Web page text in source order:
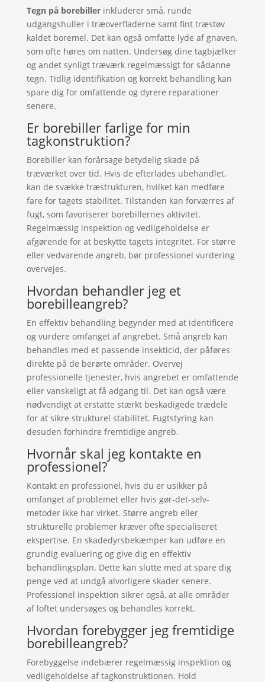
Tegn på borebillerinkluderer små, runde
udgangshuller i træoverfladerne samt fint træstøv
kaldet boremel. Det kan også omfatte lyde af gnaven,
som ofte høres om natten. Undersøg dine tagbjælker
og andet synligt træværk regelmæssigt for sådanne
tegn. Tidlig identifikation og korrekt behandling kan
spare dig for omfattende og dyrere reparationer
senere.
Er borebiller farlige for min
tagkonstruktion?
Borebiller kan forårsage betydelig skade på
træværket over tid. Hvis de efterlades ubehandlet,
kan de svække træstrukturen, hvilket kan medføre
fare for tagets stabilitet. Tilstanden kan forværres af
fugt, som favoriserer borebillernes aktivitet.
Regelmæssig inspektion og vedligeholdelse er
afgørende for at beskytte tagets integritet. For større
eller vedvarende angreb, bør professionel vurdering
overvejes.
Hvordan behandler jeg et
borebilleangreb?
En effektiv behandling begynder med at identificere
og vurdere omfanget af angrebet. Små angreb kan
behandles med et passende insekticid, der påføres
direkte på de berørte områder. Overvej
professionelle tjenester, hvis angrebet er omfattende
eller vanskeligt at få adgang til. Det kan også være
nødvendigt at erstatte stærkt beskadigede trædele
for at sikre strukturel stabilitet. Fugtstyring kan
desuden forhindre fremtidige angreb.
Hvornår skal jeg kontakte en
professionel?
Kontakt en professionel, hvis du er usikker på
omfanget af problemet eller hvis gør-det-selv-
metoder ikke har virket. Større angreb eller
strukturelle problemer kræver ofte specialiseret
ekspertise. En skadedyrsbekæmper kan udføre en
grundig evaluering og give dig en effektiv
behandlingsplan. Dette kan slutte med at spare dig
penge ved at undgå alvorligere skader senere.
Professionel inspektion sikrer også, at alle områder
af loftet undersøges og behandles korrekt.
Hvordan forebygger jeg fremtidige
borebilleangreb?
Forebyggelse indebærer regelmæssig inspektion og
vedligeholdelse af tagkonstruktionen. Hold